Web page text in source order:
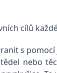
cílů
s
nebo